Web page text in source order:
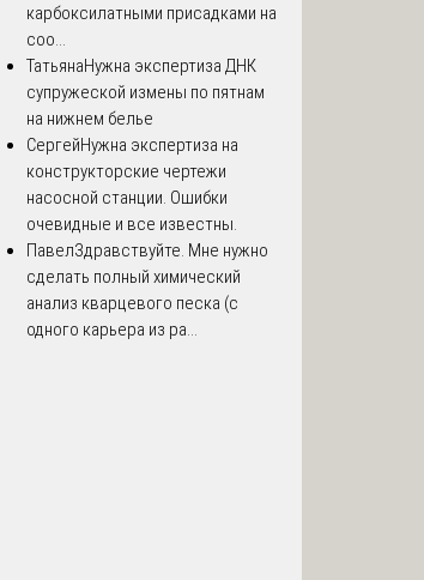
карбоксилатными присадками на
соо...
ТатьянаНужна экспертиза ДНК
супружеской измены по пятнам
на нижнем белье
СергейНужна экспертиза на
конструкторские чертежи
насосной станции. Ошибки
очевидные и все известны.
ПавелЗдравствуйте. Мне нужно
сделать полный химический
анализ кварцевого песка (с
одного карьера из ра...